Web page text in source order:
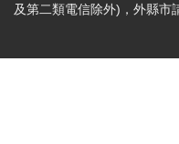
情
及第二類電信除外)，外縣市